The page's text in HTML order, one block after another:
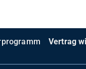
Vertrag